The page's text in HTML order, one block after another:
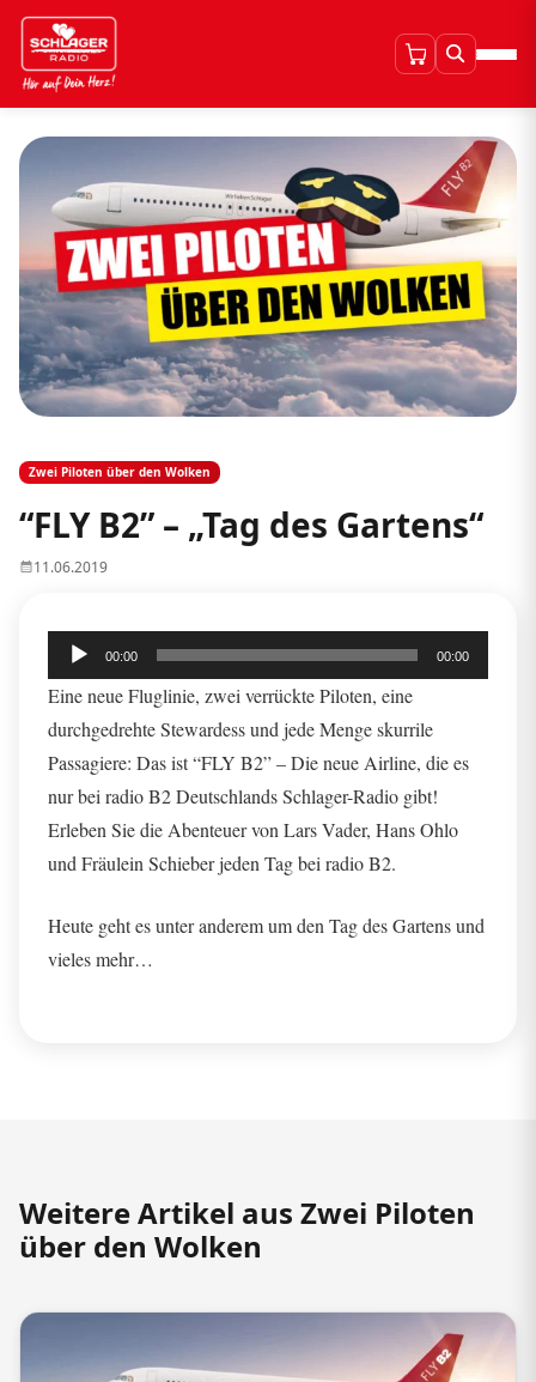
Zwei Piloten über den Wolken
“FLY B2” – „Tag des Gartens“
11.06.2019
Audio-
Player
00:00 00:00
Eine neue Fluglinie, zwei verrückte Piloten, eine
durchgedrehte Stewardess und jede Menge skurrile
Passagiere: Das ist “FLY B2” – Die neue Airline, die es
nur bei radio B2 Deutschlands Schlager-Radio gibt!
Erleben Sie die Abenteuer von Lars Vader, Hans Ohlo
und Fräulein Schieber jeden Tag bei radio B2.
Heute geht es unter anderem um den Tag des Gartens und
vieles mehr…
Weitere Artikel aus Zwei Piloten
über den Wolken